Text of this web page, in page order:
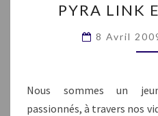
PYRA LINK
8 Avril
Nous sommes un
passionnés, à travers nos